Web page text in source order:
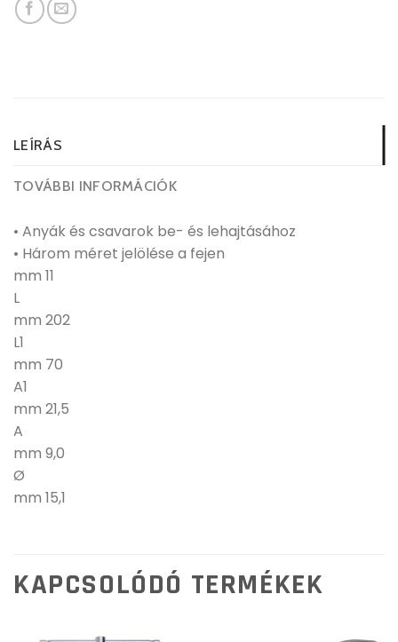
LEÍRÁS
TOVÁBBI INFORMÁCIÓK
• Anyák és csavarok be- és lehajtásához
• Három méret jelölése a fejen
mm 11
L
mm 202
L1
mm 70
A1
mm 21,5
A
mm 9,0
Ø
mm 15,1
KAPCSOLÓDÓ TERMÉKEK